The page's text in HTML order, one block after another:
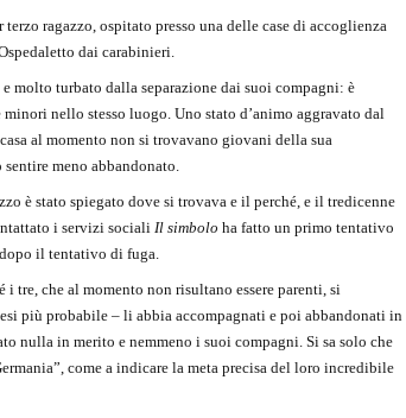
ragazzo, ospitato presso una delle case di accoglienza
dai carabinieri.
molto turbato dalla separazione dai suoi compagni: è
nello stesso luogo. Uno stato d’animo aggravato dal
al momento non si trovavano giovani della sua
meno abbandonato.
è stato spiegato dove si trovava e il perché, e il tredicenne
i servizi sociali Il simbolo ha fatto un primo tentativo
il tentativo di fuga.
i tre, che al momento non risultano essere parenti, si
più probabile – li abbia accompagnati e poi abbandonati in
nulla in merito e nemmeno i suoi compagni. Si sa solo che
come a indicare la meta precisa del loro incredibile